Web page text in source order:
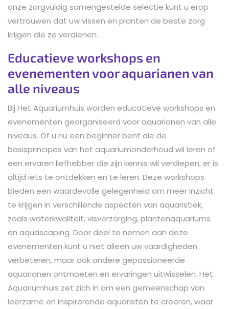
onze zorgvuldig samengestelde selectie kunt u erop
vertrouwen dat uw vissen en planten de beste zorg
krijgen die ze verdienen.
Educatieve workshops en
evenementen voor aquarianen van
alle niveaus
Bij Het Aquariumhuis worden educatieve workshops en
evenementen georganiseerd voor aquarianen van alle
niveaus. Of u nu een beginner bent die de
basisprincipes van het aquariumonderhoud wil leren of
een ervaren liefhebber die zijn kennis wil verdiepen, er is
altijd iets te ontdekken en te leren. Deze workshops
bieden een waardevolle gelegenheid om meer inzicht
te krijgen in verschillende aspecten van aquaristiek,
zoals waterkwaliteit, visverzorging, plantenaquariums
en aquascaping. Door deel te nemen aan deze
evenementen kunt u niet alleen uw vaardigheden
verbeteren, maar ook andere gepassioneerde
aquarianen ontmoeten en ervaringen uitwisselen. Het
Aquariumhuis zet zich in om een gemeenschap van
leerzame en inspirerende aquaristen te creëren, waar